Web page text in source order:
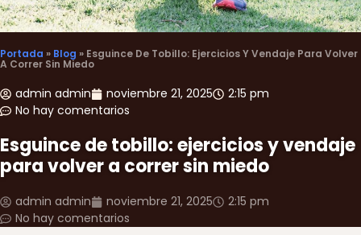
Portada » Blog » Esguince De Tobillo: Ejercicios Y Vendaje Para Volver
A Correr Sin Miedo
admin admin noviembre 21, 2025
2:15 pm
No hay comentarios
Esguince de tobillo: ejercicios y vendaje
para volver a correr sin miedo
admin admin noviembre 21, 2025
2:15 pm
No hay comentarios